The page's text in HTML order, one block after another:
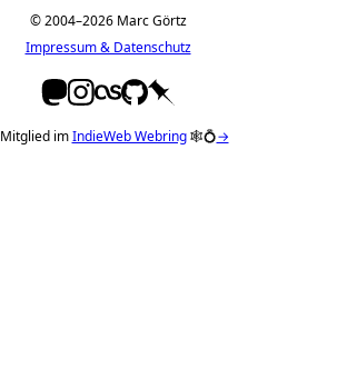
© 2004–2026 Marc Görtz
Impressum & Datenschutz
Mitglied imIndieWeb Webring🕸💍→